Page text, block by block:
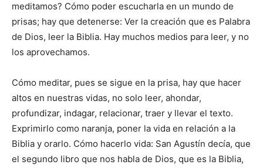
meditamos? Cómo poder escucharla en un mundo de
prisas; hay que detenerse: Ver la creación que es Palabra
de Dios, leer la Biblia. Hay muchos medios para leer, y no
los aprovechamos.
Cómo meditar, pues se sigue en la prisa, hay que hacer
altos en nuestras vidas, no solo leer, ahondar,
profundizar, indagar, relacionar, traer y llevar el texto.
Exprimirlo como ­naranja, poner la vida en relación a la
Biblia y ­orarlo. Cómo hacerlo vida: San Agustín decía, que
el segundo libro que nos habla de Dios, que es la Biblia,